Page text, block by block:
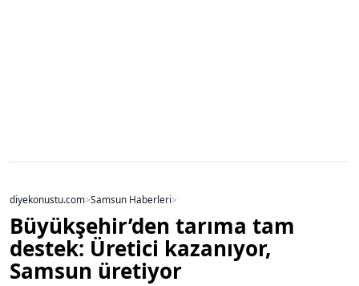
diyekonustu.com>Samsun Haberleri>
Büyükşehir’den tarıma tam
destek: Üretici kazanıyor,
Samsun üretiyor